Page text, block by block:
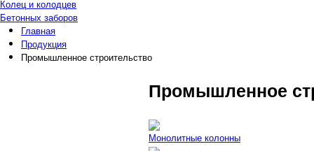
Колец и колодцев
Бетонных заборов
Главная
Продукция
Промышленное строительство
Промышленное
Монолитные колонны